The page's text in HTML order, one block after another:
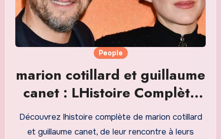
People
marion cotillard et guillaume
canet : LHistoire Complète
de leur Relation et de leur
Carrière
Découvrez lhistoire complète de marion cotillard
et guillaume canet, de leur rencontre à leurs